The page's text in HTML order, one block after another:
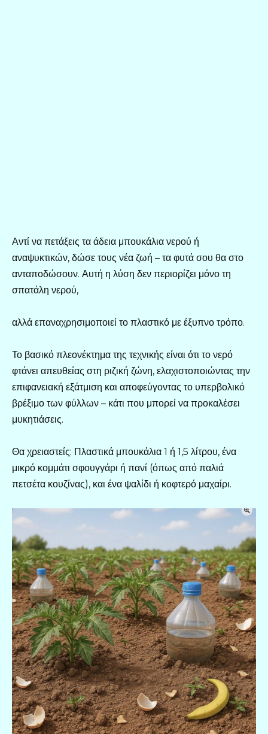
Αντί να πετάξεις τα άδεια μπουκάλια νερού ή
αναψυκτικών, δώσε τους νέα ζωή – τα φυτά σου θα στο
ανταποδώσουν. Αυτή η λύση δεν περιορίζει μόνο τη
σπατάλη νερού,
αλλά επαναχρησιμοποιεί το πλαστικό με έξυπνο τρόπο.
Το βασικό πλεονέκτημα της τεχνικής είναι ότι το νερό
φτάνει απευθείας στη ριζική ζώνη, ελαχιστοποιώντας την
επιφανειακή εξάτμιση και αποφεύγοντας το υπερβολικό
βρέξιμο των φύλλων – κάτι που μπορεί να προκαλέσει
μυκητιάσεις.
Θα χρειαστείς: Πλαστικά μπουκάλια 1 ή 1,5 λίτρου, ένα
μικρό κομμάτι σφουγγάρι ή πανί (όπως από παλιά
πετσέτα κουζίνας), και ένα ψαλίδι ή κοφτερό μαχαίρι.